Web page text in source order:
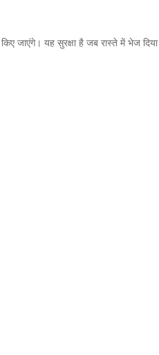
जाएंगे। यह सुरक्षा है जब रास्ते में भेज